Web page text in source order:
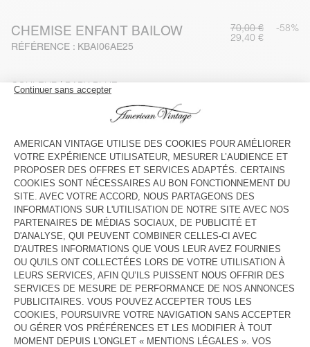
CHEMISE ENFANT BAILOW
RÉFÉRENCE : KBAI06AE25
70,00 € -58%
29,40 €
COULEUR| BABY BLUE
3 5 7 9 11 13
GUIDE DES TAILLES
Livraison estiméeentre le mercredi 12 août et le vendredi 14
août
AJOUTER AU PANIER
VOIR LA DISPONIBILITE EN MAGASIN
DESCRIPTION
TAILLE ET COUPE